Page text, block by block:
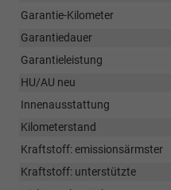
Garantie-Kilometer
Garantiedauer
Garantieleistung
HU/AU neu
Innenausstattung
Kilometerstand
Kraftstoff: emissionsärmster
Kraftstoff: unterstützte